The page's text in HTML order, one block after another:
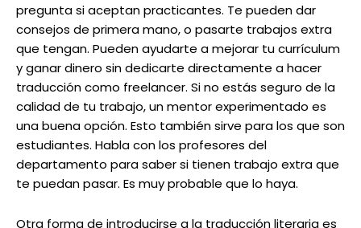
pregunta si aceptan practicantes. Te pueden dar
consejos de primera mano, o pasarte trabajos extra
que tengan. Pueden ayudarte a mejorar tu currículum
y ganar dinero sin dedicarte directamente a hacer
traducción como freelancer. Si no estás seguro de la
calidad de tu trabajo, un mentor experimentado es
una buena opción. Esto también sirve para los que son
estudiantes. Habla con los profesores del
departamento para saber si tienen trabajo extra que
te puedan pasar. Es muy probable que lo haya.
Otra forma de introducirse a la traducción literaria es